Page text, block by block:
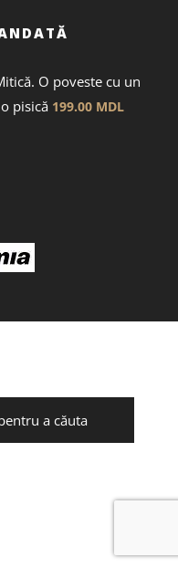
O poveste cu un
pisică 199.00 MDL